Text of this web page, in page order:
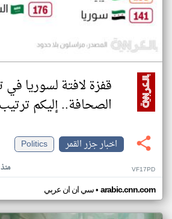
قفزة لافتة لسوريا
الصحافة.. إليكم
اخبار جزر القمر
Politics
منذ ٣ VF17PD
سي ان ان عربي• arabic.cnn.com